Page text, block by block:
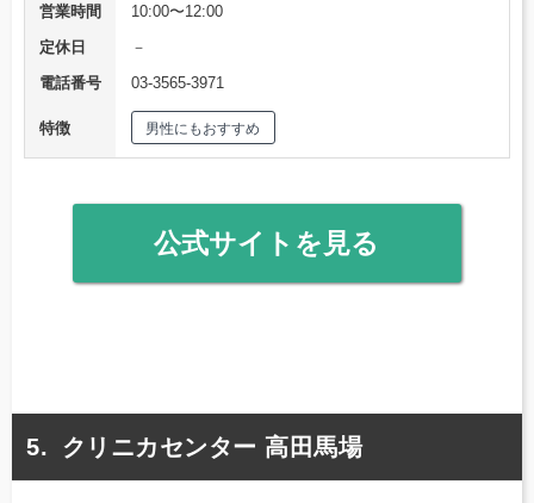
営業時間
10:00〜12:00
定休日
－
電話番号
03-3565-3971
特徴 男性にもおすすめ
公式サイトを見る
クリニカセンター 高田馬場